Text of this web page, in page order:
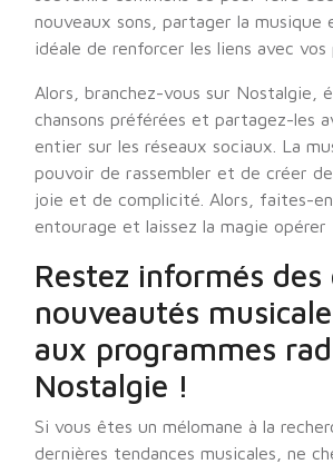
nouveaux sons, partager la musique
idéale de renforcer les liens avec vos
Alors, branchez-vous sur Nostalgie,
chansons préférées et partagez-les
entier sur les réseaux sociaux. La
pouvoir de rassembler et de créer
joie et de complicité. Alors, faites-
entourage et laissez la magie opérer
Restez informés des
nouveautés
aux programmes
Nostalgie !
Si vous êtes un mélomane à la
dernières tendances musicales, ne